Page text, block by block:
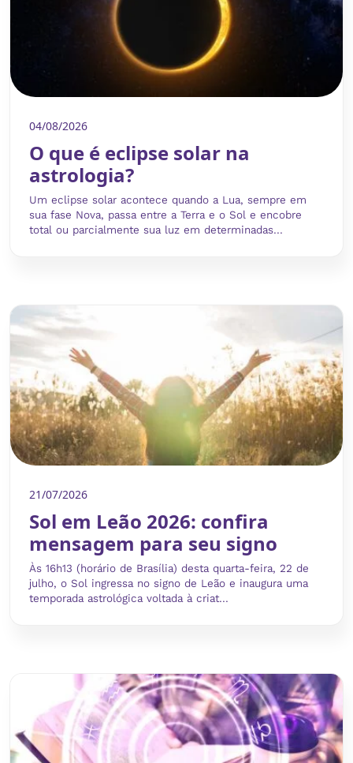
04/08/2026
O que é eclipse solar na
astrologia?
Um eclipse solar acontece quando a Lua, sempre em
sua fase Nova, passa entre a Terra e o Sol e encobre
total ou parcialmente sua luz em determinadas...
21/07/2026
Sol em Leão 2026: confira
mensagem para seu signo
Às 16h13 (horário de Brasília) desta quarta-feira, 22 de
julho, o Sol ingressa no signo de Leão e inaugura uma
temporada astrológica voltada à criat...